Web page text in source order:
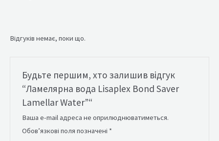
Відгуків немає, поки що.
Будьте першим, хто залишив відгук
“Ламелярна вода Lisaplex Bond Saver
Lamellar Water”“
Ваша e-mail адреса не оприлюднюватиметься.
Обов’язкові поля позначені *